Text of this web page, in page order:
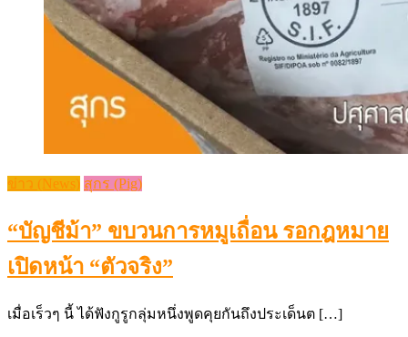
ข่าว (News) สุกร (Pig)
“บัญชีม้า” ขบวนการหมูเถื่อน รอกฎหมาย
เปิดหน้า “ตัวจริง”
เมื่อเร็วๆ นี้ ได้ฟังกูรูกลุ่มหนึ่งพูดคุยกันถึงประเด็นต […]